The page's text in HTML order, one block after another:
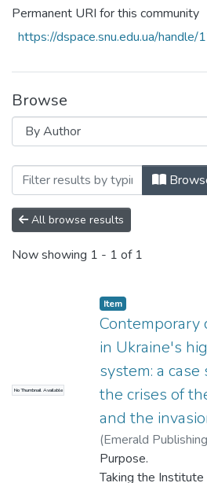
Permanent URI for this community
https://dspace.snu.edu.ua/
Browse
Browsing кафедра
All browse results
Now showing 1 - 1 of 1
No Thumbnail Available
Item
Contemporary
in Ukraine's
system: a
the crises of
and the
(Emerald
Kuzmina, Svitlana L.
Bachurina, Ludmyla
Purpose.
Taking the